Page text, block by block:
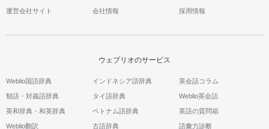
運営会社サイト 会社情報 採用情報
ウェブリオのサービス
Weblio国語辞典
類語・対義語辞典
英和辞典・和英辞典
Weblio翻訳
インドネシア語辞典
タイ語辞典
ベトナム語辞典
古語辞典
英会話コラム
Weblio英会話
英語の質問箱
語彙力診断